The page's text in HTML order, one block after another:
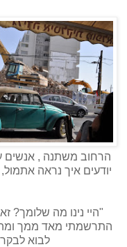
הרחוב משתנה , אנשים
יודעים איך נראה
"היי נינו מה שלומך?
התרשמתי מאד ממך
לבוא